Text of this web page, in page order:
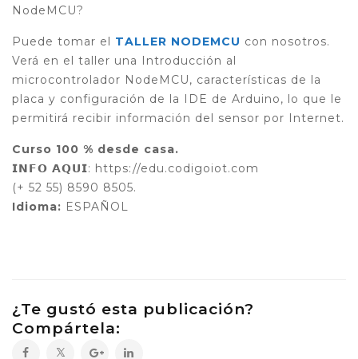
NodeMCU?
Puede tomar el TALLER NODEMCU con nosotros.
Verá en el taller una Introducción al
microcontrolador NodeMCU, características de la
placa y configuración de la IDE de Arduino, lo que le
permitirá recibir información del sensor por Internet.
Curso 100 % desde casa.
𝗜𝗡𝗙𝗢 𝗔𝗤𝗨𝗜: https://edu.codigoiot.com
(+ 52 55) 8590 8505.
Idioma: ESPAÑOL
¿Te gustó esta publicación?
Compártela: